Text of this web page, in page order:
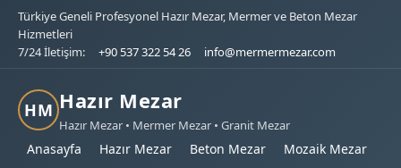
Türkiye Geneli Profesyonel Hazır Mezar, Mermer ve Beton Mezar
Hizmetleri
7/24 İletişim:
+90 537 322 54 26 info@mermermezar.com
HM Hazır Mezar
Hazır Mezar • Mermer Mezar • Granit Mezar
Anasayfa Hazır Mezar Beton Mezar
Mozaik Mezar